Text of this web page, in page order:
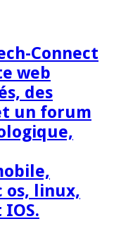
Connect
web
des
un forum
os, linux,